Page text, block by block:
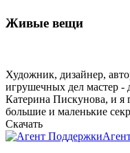
Живые вещи
Художник, дизайнер,
игрушечных дел мастер -
Катерина Пискунова, и я
большие и маленькие
Скачать